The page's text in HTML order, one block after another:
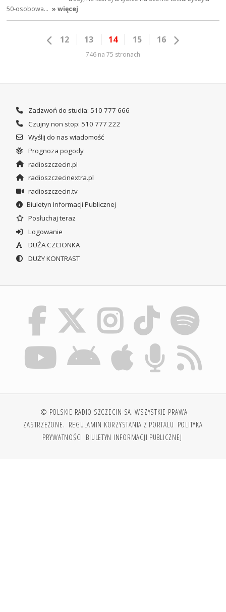
50-osobowa… » więcej
12 13 14 15 16
746 na 75 stronach
Zadzwoń do studia: 510 777 666
Czujny non stop: 510 777 222
Wyślij do nas wiadomość
Prognoza pogody
radioszczecin.pl
radioszczecinextra.pl
radioszczecin.tv
Biuletyn Informacji Publicznej
Posłuchaj teraz
Logowanie
DUŻA CZCIONKA
DUŻY KONTRAST
© POLSKIE RADIO SZCZECIN SA. WSZYSTKIE PRAWA
ZASTRZEŻONE. REGULAMIN KORZYSTANIA Z PORTALU POLITYKA
PRYWATNOŚCI BIULETYN INFORMACJI PUBLICZNEJ